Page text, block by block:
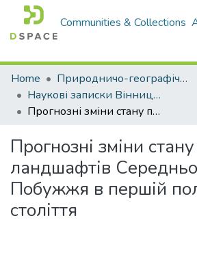
Communities & Collections
Home
Природничо-географічний факультет
Наукові записки Вінницького державного педагогічного університету імені Михайла Коцюбинського. Серія: Географія
Прогнозні зміни стану польових ландшафтів Середнього Побужжя в першій половині ХХІ століття
Прогнозні зміни
ландшафтів
Побужжя в першій
століття